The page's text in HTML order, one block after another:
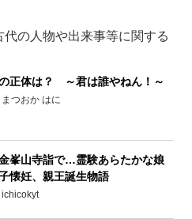
の人物や出来事等に関する
正体は？ ～君は誰やねん！～
つおか はに
峯山寺詣で…霊験あらたかな娘
懐妊、親王誕生物語